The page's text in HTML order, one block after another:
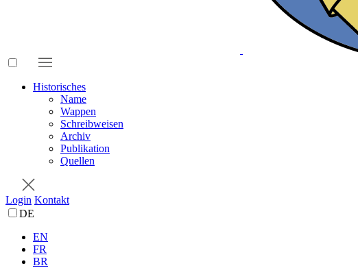
Historisches
Name
Wappen
Schreibweisen
Archiv
Publikation
Quellen
Login Kontakt
DE
EN
FR
BR